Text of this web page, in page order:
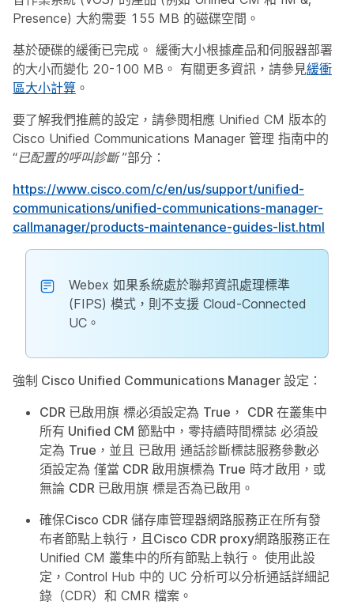
Presence) 大約需要 155 MB 的磁碟空間。
基於硬碟的緩衝已完成。 緩衝大小根據產品和伺服器部署
的大小而變化 20-100 MB。 有關更多資訊，請參見緩衝
區大小計算 。
要了解我們推薦的設定，請參閱相應 Unified CM 版本的
Cisco Unified Communications Manager 管理 指南中的
“已配置的呼叫診斷”部分：
https://www.cisco.com/c/en/us/support/unified-
communications/unified-communications-manager-
callmanager/products-maintenance-guides-list.html
Webex 如果系統處於聯邦資訊處理標準
(FIPS) 模式，則不支援 Cloud-Connected
UC。
強制 Cisco Unified Communications Manager 設定 ：
CDR 已啟用旗 標必須設定為 True ， CDR 在叢集中
所有 Unified CM 節點中，零持續時間標誌 必須設
定為 True ，並且 已啟用 通話診斷標誌服務參數必
須設定為 僅當 CDR 啟用旗標為 True 時才啟用，或
無論 CDR 已啟用旗 標是否為已啟用。
確保Cisco CDR 儲存庫管理器網路服務正在所有發
布者節點上執行，且Cisco CDR proxy網路服務正在
Unified CM 叢集中的所有節點上執行。 使用此設
定，Control Hub 中的 UC 分析可以分析通話詳細記
錄（CDR）和 CMR 檔案。